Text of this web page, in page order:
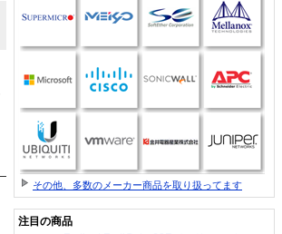
その他、多数のメーカー商品を取り扱ってます
注目の商品